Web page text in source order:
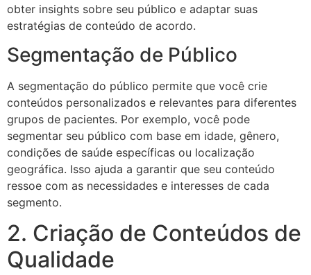
obter insights sobre seu público e adaptar suas
estratégias de conteúdo de acordo.
Segmentação de Público
A segmentação do público permite que você crie
conteúdos personalizados e relevantes para diferentes
grupos de pacientes. Por exemplo, você pode
segmentar seu público com base em idade, gênero,
condições de saúde específicas ou localização
geográfica. Isso ajuda a garantir que seu conteúdo
ressoe com as necessidades e interesses de cada
segmento.
2. Criação de Conteúdos de
Qualidade